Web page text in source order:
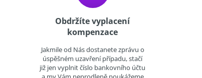
Obdržíte vyplacení
kompenzace
Jakmile od Nás dostanete zprávu o
úspěšném uzavření případu, stačí
již jen vyplnit číslo bankovního účtu